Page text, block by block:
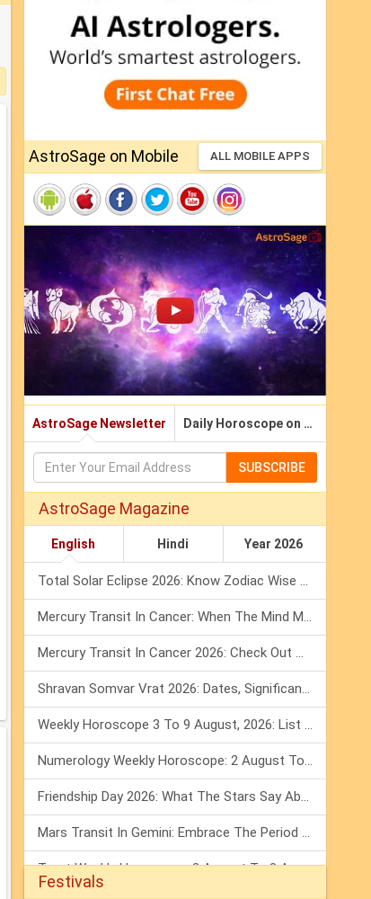
AstroSage on Mobile ALL MOBILE APPS
AstroSage Newsletter Daily Horoscope on Email
SUBSCRIBE
AstroSage Magazine
English Hindi Year 2026
Total Solar Eclipse 2026: Know Zodiac Wise Prediction
Mercury Transit In Cancer: When The Mind Meets The Heart!
Mercury Transit In Cancer 2026: Check Out What It Brings For You
Shravan Somvar Vrat 2026: Dates, Significance & Rituals In August
Weekly Horoscope 3 To 9 August, 2026: List Of Fasts & Festivals
Numerology Weekly Horoscope: 2 August To 8 August, 2026
Friendship Day 2026: What The Stars Say About Your Best Friend!
Mars Transit In Gemini: Embrace The Period Full Of Energy & Intelligence
Tarot Weekly Horoscope: 2 August To 8 August, 2026
Festivals